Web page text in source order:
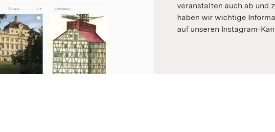
veranstalten auch ab und
haben wir wichtige
auf unseren Instagram-